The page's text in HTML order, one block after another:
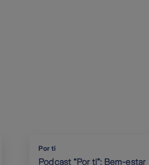
Por ti
Podcast “Por ti”: Bem-estar